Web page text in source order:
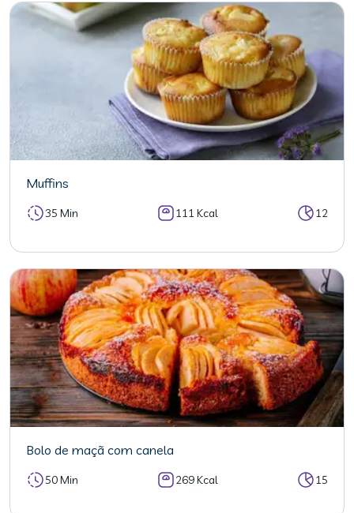
Muffins
35 Min 111 Kcal 12
Bolo de maçã com canela
50 Min 269 Kcal 15